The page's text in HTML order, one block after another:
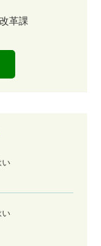
革課
い
い